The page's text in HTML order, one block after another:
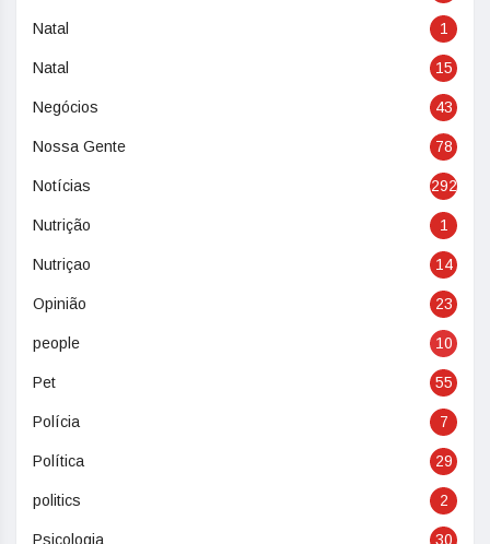
Natal 1
Natal 15
Negócios 43
Nossa Gente 78
Notícias 292
Nutrição 1
Nutriçao 14
Opinião 23
people 10
Pet 55
Polícia 7
Política 29
politics 2
Psicologia 30